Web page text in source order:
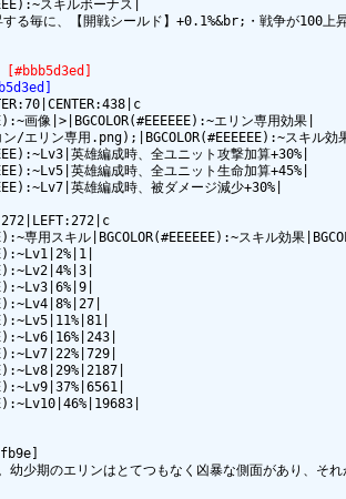
スキルボーナス|
る毎に、【開戦シールド】+0.1%&br;・戦争が100上
[#bbb5d3ed]
画像|>|BGCOLOR(#EEEEEE):~エリン専用効果|
/エリン専用.png);|BGCOLOR(#EEEEEE):~スキル効
英雄編成時、全ユニット攻撃加算+30%|
英雄編成時、全ユニット生命加算+45%|
英雄編成時、被ダメージ減少+30%|
専用スキル|BGCOLOR(#EEEEEE):~スキル効果
幼少期のエリンはとてつもなく凶暴な側面があり、そ